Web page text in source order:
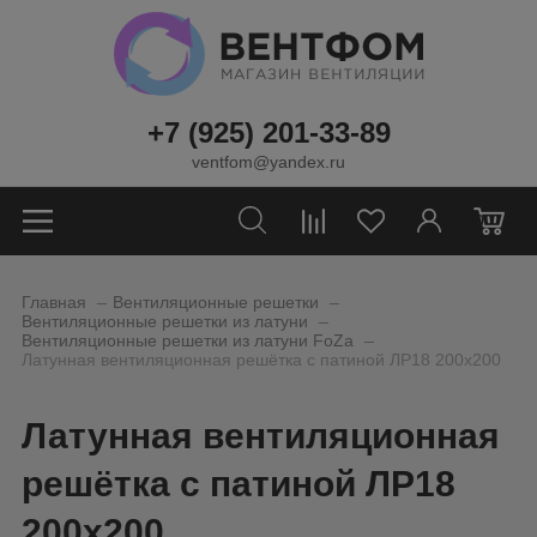
+7 (925) 201-33-89
ventfom@yandex.ru
0
Главная Вентиляционные решетки
Вентиляционные решетки из латуни _
Вентиляционные решетки из латуни FoZa
Латунная вентиляционная решётка с патиной ЛР18 200х200
Латунная вентиляционная
решётка с патиной ЛР18